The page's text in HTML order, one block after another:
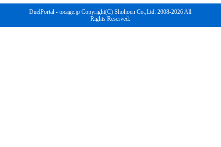
DuelPortal - tocage.jp Copyright(C) Shohoen Co.,Ltd. 2008-2026 All
Rights Reserved.